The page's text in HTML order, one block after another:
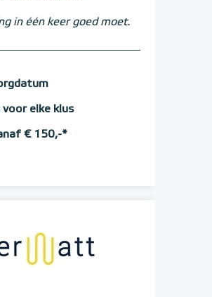
in één keer goed moet.
voor elke klus
€ 150,-*